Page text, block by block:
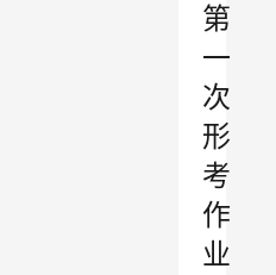
第
一
次
形
考
作
业